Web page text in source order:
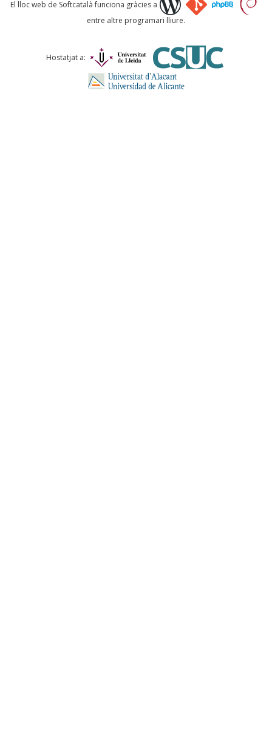
Comentari *
El lloc web de Softcatalà funciona gràcies a
entre altre programari lliure.
Hostatjat a: